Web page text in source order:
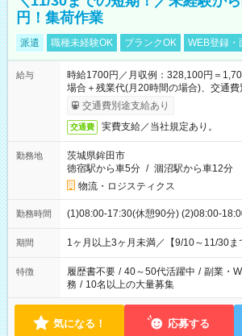
円！集荷作業
派遣 職種未経験OK ブランクOK WEB登録・
給与
時給1700円／月収例：328,100円＝
場合＋残業代(月20時間の場合)、交通費
交通費別途支給あり
交通費 実費支給／当社規定あり。
勤務地
茨城県鉾田市
徳宿駅から車5分 / 涸沼駅から車12分
物流・ロジスティクス
勤務時間 (1)08:00-17:30(休憩90分) (2)08:00-
期間 1ヶ月以上3ヶ月未満／【9/10～11/30ま
特徴 履歴書不要 / 40～50代活躍中 / 副業・
務 / 10名以上の大量募集
気になる！ 応募する